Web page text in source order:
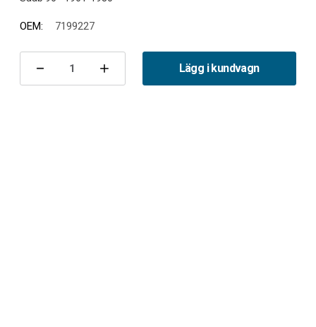
OEM: 7199227
Minska
Öka
Lägg i kundvagn